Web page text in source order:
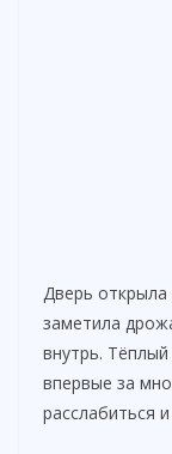
Дверь
заметила
внутрь.
впервые за
расслабиться